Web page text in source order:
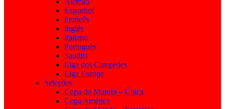
Espanhol
Francês
Inglês
Italiano
Português
Saudita
Liga dos Campeões
Liga Europa
Seleções
Copa do Mundo – Única
Copa América